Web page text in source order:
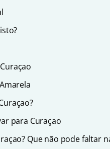
para Curaçao
Que não pode faltar